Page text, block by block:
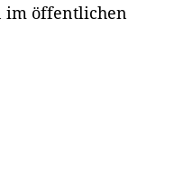
im öffentlichen